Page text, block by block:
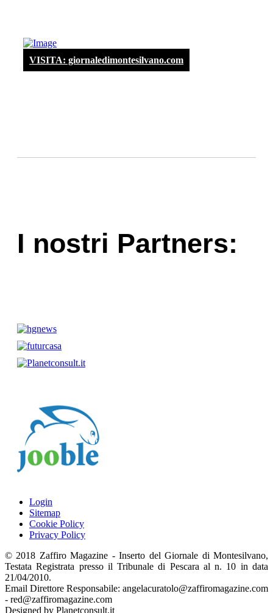
VISITA: giornaledimontesilvano.com
I nostri Partners:
Login
Sitemap
Cookie Policy
Privacy Policy
© 2018 Zaffiro Magazine - Inserto del Giornale di Montesilvano,
Testata Registrata presso il Tribunale di Pescara al n. 10 in data
21/04/2010.
Email Direttore Responsabile: angelacuratolo@zaffiromagazine.com
- red@zaffiromagazine.com
Designed by Planetconsult.it